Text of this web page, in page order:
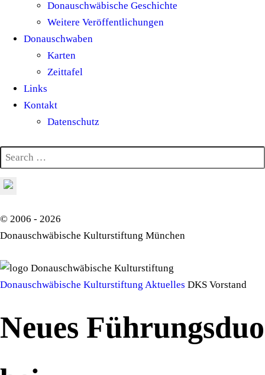
Donauschwäbische Geschichte
Weitere Veröffentlichungen
Donauschwaben
Karten
Zeittafel
Links
Kontakt
Datenschutz
© 2006 - 2026
Donauschwäbische Kulturstiftung München
Donauschwäbische Kulturstiftung
Donauschwäbische Kulturstiftung Aktuelles DKS Vorstand
Neues Führungsduo